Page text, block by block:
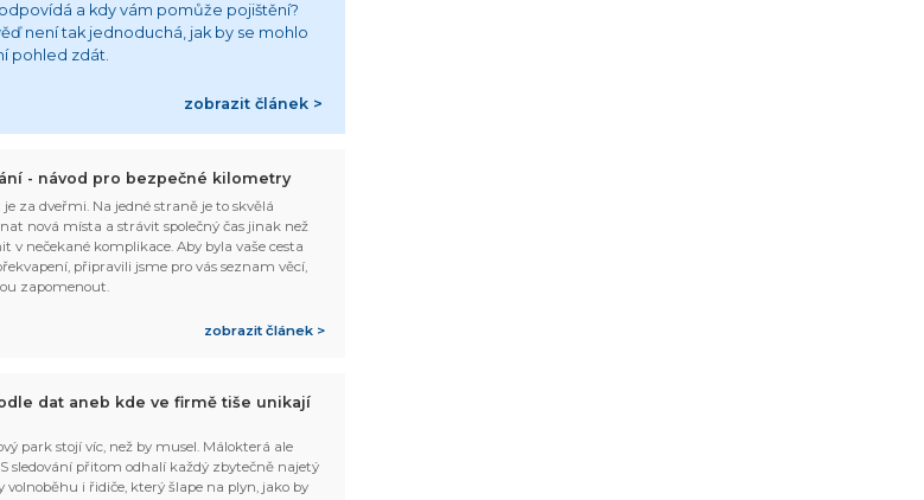
a kdy vám pomůže pojištění?
není tak jednoduchá, jak by se mohlo
pohled zdát.
zobrazit článek >
- návod pro bezpečné kilometry
za dveřmi. Na jedné straně je to skvělá
nová místa a strávit společný čas jinak než
v nečekané komplikace. Aby byla vaše cesta
připravili jsme pro vás seznam věcí,
zapomenout.
zobrazit článek >
dat aneb kde ve firmě tiše unikají
park stojí víc, než by musel. Málokterá ale
sledování přitom odhalí každý zbytečně najetý
i řidiče, který šlape na plyn, jako by